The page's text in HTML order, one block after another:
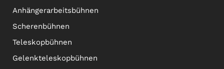
Anhängerarbeitsbühnen
Scherenbühnen
Teleskopbühnen
Gelenkteleskopbühnen